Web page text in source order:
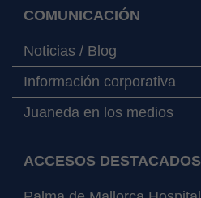
COMUNICACIÓN
Noticias / Blog
Información corporativa
Juaneda en los medios
ACCESOS DESTACADOS